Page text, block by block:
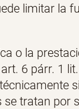
limitar la
o la
6 párr. 1
tratan por